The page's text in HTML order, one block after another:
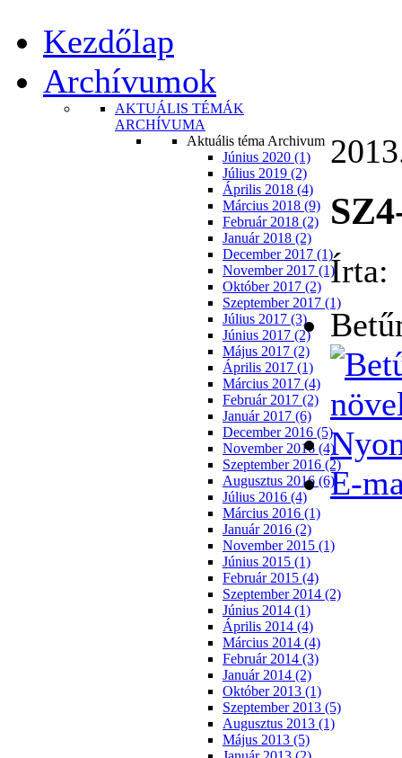
Kezdőlap
Archívumok
AKTUÁLIS TÉMÁK
ARCHÍVUMA
Aktuális téma Archivum
Június 2020 (1)
Július 2019 (2)
Április 2018 (4)
Március 2018 (9)
Február 2018 (2)
Január 2018 (2)
December 2017 (1)
November 2017 (1)
Október 2017 (2)
Szeptember 2017 (1)
Július 2017 (3)
Június 2017 (2)
Május 2017 (2)
Április 2017 (1)
Március 2017 (4)
Február 2017 (2)
Január 2017 (6)
December 2016 (5)
November 2016 (4)
Szeptember 2016 (2)
Augusztus 2016 (6)
Július 2016 (4)
Március 2016 (1)
Január 2016 (2)
November 2015 (1)
Június 2015 (1)
Február 2015 (4)
Szeptember 2014 (2)
Június 2014 (1)
Április 2014 (4)
Március 2014 (4)
Február 2014 (3)
Január 2014 (2)
Október 2013 (1)
Szeptember 2013 (5)
Augusztus 2013 (1)
Május 2013 (5)
E-